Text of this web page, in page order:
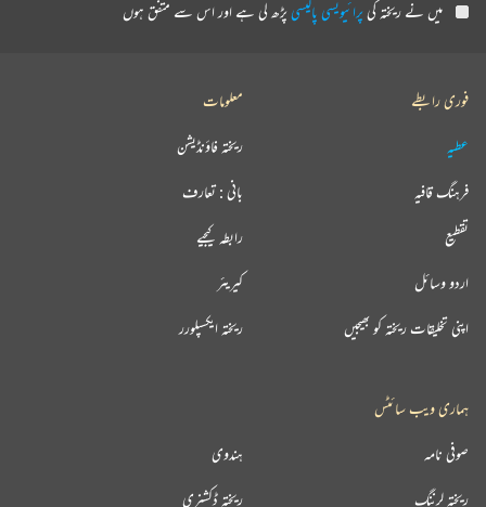
میں نے ریختہ کیپرائیویسی پالیسیپڑھ لی ہے اور اس سے متفق ہوں
فوری رابطے
عطیہ
فرہنگ قافیہ
تقطیع
اردو وسائل
اپنی تخلیقات ریختہ کو بھیجیں
معلومات
ریختہ فاؤنڈیشن
بانی : تعارف
رابطہ کیجیے
کیریئر
ریختہ ایکسپلورر
ہماری ویب سائٹس
ہندوی صوفی نامہ
ریختہ ڈکشنری ریختہ لرننگ